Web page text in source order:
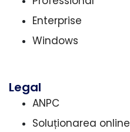
Enterprise
Windows
Legal
ANPC
Soluționarea online